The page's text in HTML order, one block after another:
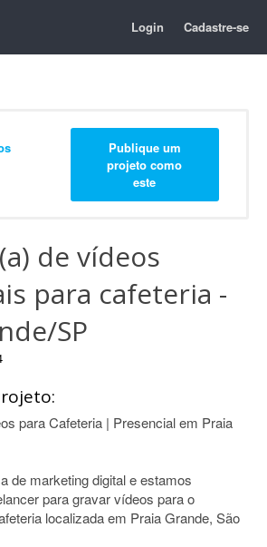
Login Cadastre-se
Publique um
projeto como
este
de vídeos
para cafeteria -
SP
para Cafeteria | Presencial em Praia
de marketing digital e estamos
para gravar vídeos para o
localizada em Praia Grande, São